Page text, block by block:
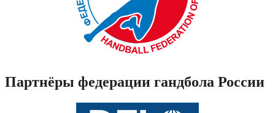
Партнёры федерации гандбола России